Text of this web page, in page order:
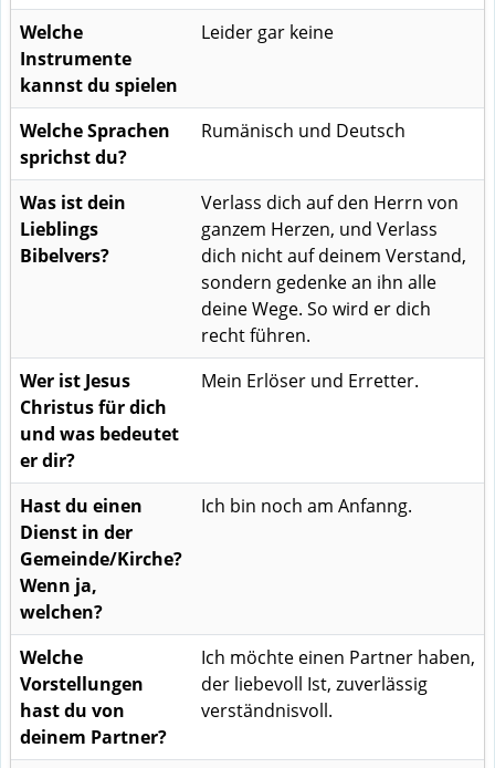
Welche
Instrumente
kannst du spielen
Leider gar keine
Welche Sprachen
sprichst du?
Rumänisch und Deutsch
Was ist dein
Lieblings
Bibelvers?
Verlass dich auf den Herrn von
ganzem Herzen, und Verlass
dich nicht auf deinem Verstand,
sondern gedenke an ihn alle
deine Wege. So wird er dich
recht führen.
Wer ist Jesus
Christus für dich
und was bedeutet
er dir?
Mein Erlöser und Erretter.
Hast du einen
Dienst in der
Gemeinde/Kirche?
Wenn ja,
welchen?
Ich bin noch am Anfanng.
Welche
Vorstellungen
hast du von
deinem Partner?
Ich möchte einen Partner haben,
der liebevoll Ist, zuverlässig
verständnisvoll.